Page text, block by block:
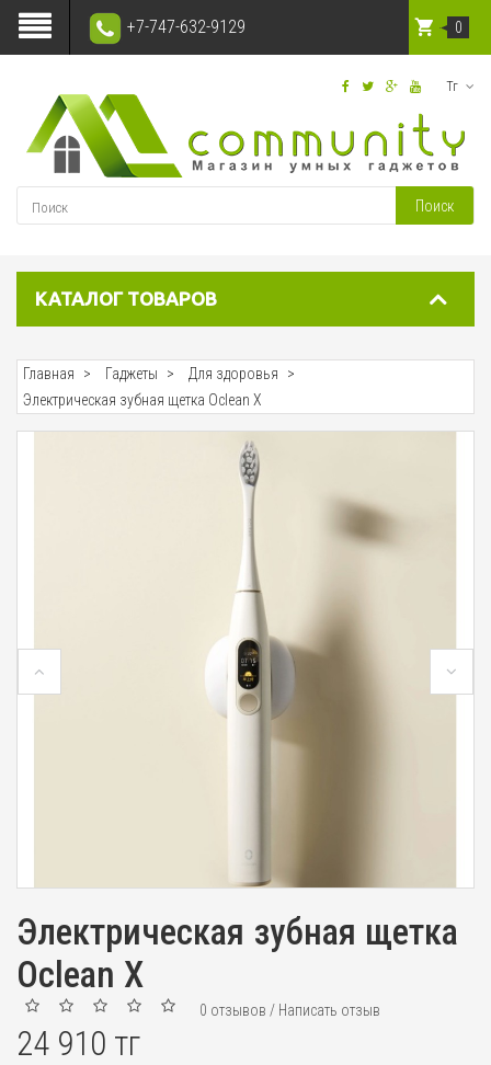
+7-747-632-9129
Тг
Поиск
0
КАТАЛОГ ТОВАРОВ
Главная Гаджеты
Для здоровья
Электрическая зубная щетка Oclean X
Электрическая зубная щетка
Oclean X
0 отзывов / Написать отзыв
24 910 тг